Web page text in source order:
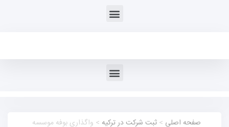
صفحه اصلی > ثبت شرکت در ترکیه > واگذاری بوفه موسسه